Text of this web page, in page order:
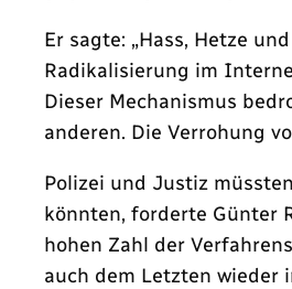
Er sagte: „Hass, Hetze
Radikalisierung im
Dieser Mechanismus
anderen. Die Verrohung
Polizei und Justiz
könnten, forderte Günter
hohen Zahl der
auch dem Letzten wieder